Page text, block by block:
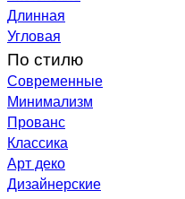
Длинная
Угловая
По стилю
Современные
Минимализм
Прованс
Классика
Арт деко
Дизайнерские